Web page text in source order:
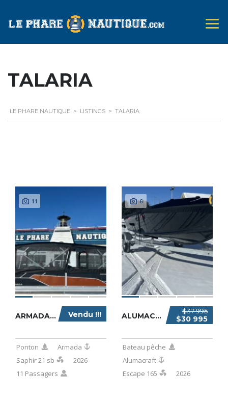
TALARIA
LE PHARE NAUTIQUE > LISTINGS > TALARIA
11
Vendu !!!
ARMADA SAPHIR 21 SB 2026
Ponton
Armada
Saphir 21 sb
2026
11 Passagers
6
$37 995
$30 995
ALUMACRAFT ESCAPE 165 2026
Bateau pêche
Alumacraft
Escape 165
2026